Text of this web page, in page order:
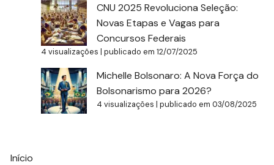
CNU 2025 Revoluciona Seleção:
Novas Etapas e Vagas para
Concursos Federais
4 visualizações |publicado em 12/07/2025
Michelle Bolsonaro: A Nova Força do
Bolsonarismo para 2026?
4 visualizações |publicado em 03/08/2025
Início